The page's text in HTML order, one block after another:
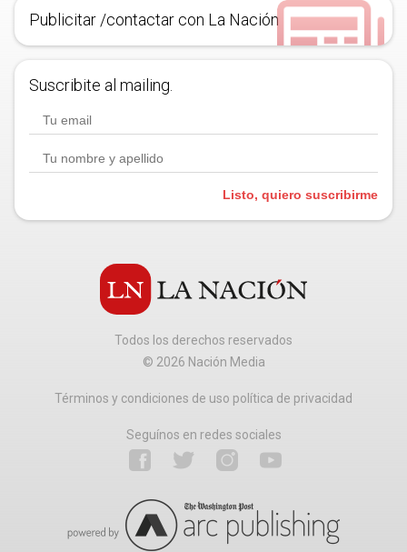
Publicitar /contactar con La Nación
Suscribite al mailing.
Listo, quiero suscribirme
Todos los derechos reservados
© 2026 Nación Media
Términos y condiciones de uso política de privacidad
Seguínos en redes sociales